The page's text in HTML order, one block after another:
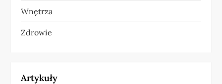
Wnętrza
Zdrowie
Artykuły